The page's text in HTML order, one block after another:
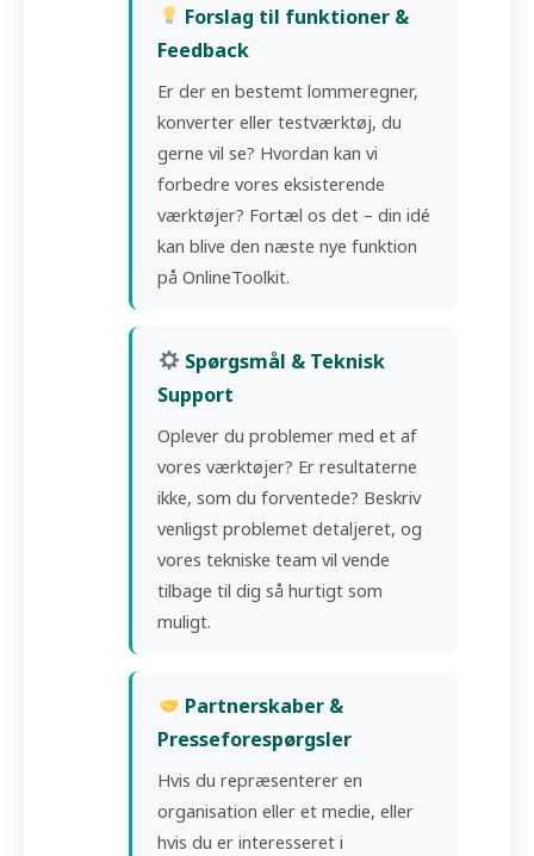
Forslag til funktioner &
Feedback
Er der en bestemt lommeregner,
konverter eller testværktøj, du
gerne vil se? Hvordan kan vi
forbedre vores eksisterende
værktøjer? Fortæl os det – din idé
kan blive den næste nye funktion
på OnlineToolkit.
Spørgsmål & Teknisk
Support
Oplever du problemer med et af
vores værktøjer? Er resultaterne
ikke, som du forventede? Beskriv
venligst problemet detaljeret, og
vores tekniske team vil vende
tilbage til dig så hurtigt som
muligt.
Partnerskaber &
Presseforespørgsler
Hvis du repræsenterer en
organisation eller et medie, eller
hvis du er interesseret i